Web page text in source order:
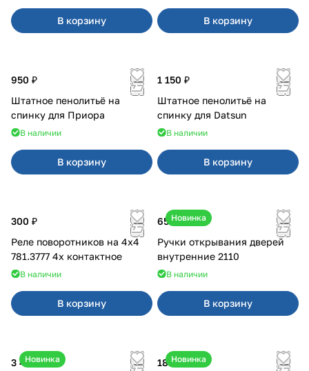
В корзину В корзину
950 ₽
Штатное пенолитьё на
спинку для Приора
В наличии
В корзину
1 150 ₽
Штатное пенолитьё на
спинку для Datsun
В наличии
В корзину
300 ₽
Реле поворотников на 4х4
781.3777 4х контактное
В наличии
В корзину
Новинка
650 ₽
Ручки открывания дверей
внутренние 2110
В наличии
В корзину
Новинка
3 400 ₽
Новинка
18 000 ₽